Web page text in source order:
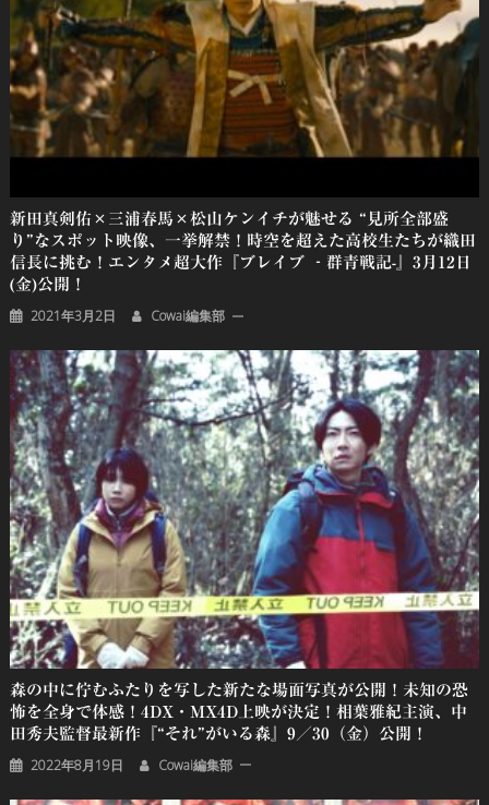
新田真剣佑×三浦春馬×松山ケンイチが魅せる “見所全部盛
り”なスポット映像、一挙解禁！時空を超えた高校生たちが織田
信長に挑む！エンタメ超大作『ブレイブ ‐群青戦記-』3月12日
(金)公開！
2021年3月2日 Cowai編集部
森の中に佇むふたりを写した新たな場面写真が公開！未知の恐
怖を全身で体感！4DX・MX4D上映が決定！相葉雅紀主演、中
田秀夫監督最新作『“それ”がいる森』9／30（金）公開！
2022年8月19日 Cowai編集部